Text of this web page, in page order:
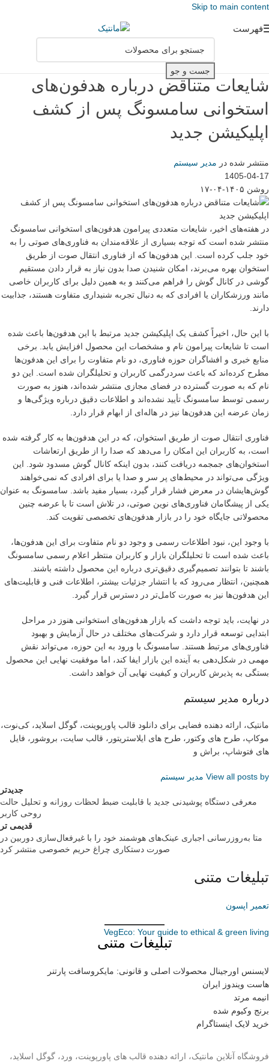
Skip to main content
فهرست
جست و جو
شایعات متناقض درباره هدفون‌های
استخوانی سامسونگ پس از کشف
اپلیکیشن جدید
منتشر شده در مدیر سیستم
1405-04-17
روشن ۱۴۰۵-۰۴-۱۷
در هفته‌های اخیر، شایعات متعددی پیرامون هدفون‌های استخوانی سامسونگ
منتشر شده است که توجه بسیاری از علاقه‌مندان به فناوری‌های صوتی را به
خود جلب کرده است. این هدفون‌ها که از فناوری انتقال صوت از طریق
استخوان بهره می‌برند، امکان شنیدن صدا بدون نیاز به قرار دادن مستقیم
گوشی در کانال گوش را فراهم می‌کنند و به همین دلیل برای کاربران خاصی
مانند ورزشکاران یا افرادی که به دنبال تجربه شنیداری متفاوت هستند، جذابیت
دارند.
با این حال، اخیراً کشف یک اپلیکیشن جدید مرتبط با این هدفون‌ها باعث شده
است تا شایعات پیرامون نام و مشخصات این محصول افزایش یابد. برخی
منابع خبری و افشاگران حوزه فناوری، دو نام متفاوت را برای این هدفون‌ها
مطرح کرده‌اند که باعث سردرگمی کاربران و تحلیلگران شده است. این دو
نام که به صورت گسترده در فضای مجازی منتشر شده‌اند، هنوز به صورت
رسمی توسط سامسونگ تأیید نشده‌اند و اطلاعات دقیق درباره ویژگی‌ها و
زمان عرضه این هدفون‌ها نیز در هاله‌ای از ابهام قرار دارد.
فناوری انتقال صوت از طریق استخوان، که در این هدفون‌ها به کار گرفته شده
است، به کاربران این امکان را می‌دهد که صدا را از طریق ارتعاشات
استخوان‌های جمجمه دریافت کنند، بدون اینکه کانال گوش مسدود شود. این
ویژگی می‌تواند در محیط‌های پر سر و صدا یا برای افرادی که نمی‌خواهند
گوش‌هایشان در معرض فشار قرار گیرد، بسیار مفید باشد. سامسونگ به عنوان
یکی از پیشگامان فناوری‌های نوین صوتی، در تلاش است تا با عرضه چنین
محصولاتی جایگاه خود را در بازار هدفون‌های تخصصی تقویت کند.
با وجود این، نبود اطلاعات رسمی و وجود دو نام متفاوت برای این هدفون‌ها،
باعث شده است تا تحلیلگران بازار و کاربران منتظر اعلام رسمی سامسونگ
باشند تا بتوانند تصمیم‌گیری دقیق‌تری درباره این محصول داشته باشند.
همچنین، انتظار می‌رود که با انتشار جزئیات بیشتر، اطلاعات فنی و قابلیت‌های
این هدفون‌ها نیز به صورت کامل‌تر در دسترس قرار گیرد.
در نهایت، باید توجه داشت که بازار هدفون‌های استخوانی هنوز در مراحل
ابتدایی توسعه قرار دارد و شرکت‌های مختلف در حال آزمایش و بهبود
فناوری‌های مرتبط هستند. سامسونگ با ورود به این حوزه، می‌تواند نقش
مهمی در شکل‌دهی به آینده این بازار ایفا کند، اما موفقیت نهایی این محصول
بستگی به پذیرش کاربران و کیفیت نهایی آن خواهد داشت.
درباره مدیر سیستم
مانتیک، ارائه دهنده فضایی برای دانلود قالب پاورپوینت، گوگل اسلاید، کی‌نوت،
موکاپ، طرح های وکتور، طرح های ایلاستریتور، قالب سایت، بروشور، فایل
های فتوشاپ، براش و
View all posts by مدیر سیستم
جدیدتر
معرفی دستگاه پوشیدنی جدید با قابلیت ضبط لحظات روزانه و تحلیل حالت
روحی کاربر
قدیمی تر
متا به‌روزرسانی اجباری عینک‌های هوشمند خود را با غیرفعال‌سازی دوربین در
صورت دستکاری چراغ حریم خصوصی منتشر کرد
تبلیغات متنی
تعمیر اپسون
VegEco: Your guide to ethical & green living
تبلیغات متنی
لایسنس اورجینال محصولات اصلی و قانونی: مایکروسافت پارتنر
هاست ویندوز ایران
انیمه مرتد
برنج وکیوم شده
خرید لایک اینستاگرام
فروشگاه آنلاین مانتیک، ارائه دهنده قالب های پاورپوینت، ورد، گوگل اسلاید،